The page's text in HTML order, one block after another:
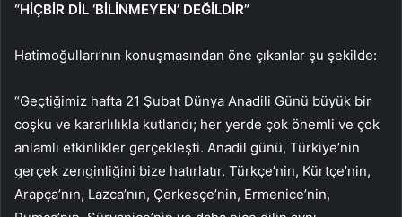
“HİÇBİR DİL ‘BİLİNMEYEN’ DEĞİLDİR”
Hatimoğulları’nın konuşmasından öne çıkanlar şu şekilde:
“Geçtiğimiz hafta 21 Şubat Dünya Anadili Günü büyük bir
coşku ve kararlılıkla kutlandı; her yerde çok önemli ve çok
anlamlı etkinlikler gerçekleşti. Anadil günü, Türkiye’nin
gerçek zenginliğini bize hatırlatır. Türkçe’nin, Kürtçe’nin,
Arapça’nın, Lazca’nın, Çerkesçe’nin, Ermenice’nin,